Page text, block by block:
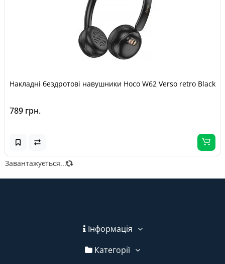
Накладні бездротові навушники Hoco W62 Verso retro Black
789 грн.
Завантажується...
Інформація
Категорії